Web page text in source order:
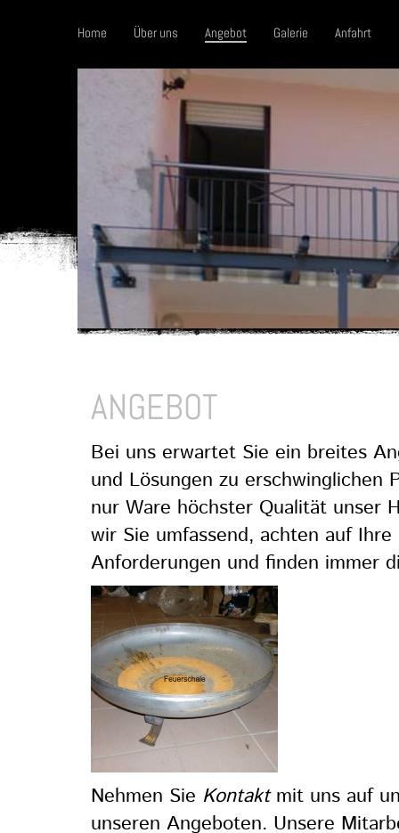
Home Über uns Angebot Galerie Anfahrt
ANGEBOT
Bei uns erwartet Sie ein breites
und Lösungen zu erschwinglichen
nur Ware höchster Qualität unser
wir Sie umfassend, achten auf
Anforderungen und finden immer
Nehmen Sie Kontakt mit uns auf
unseren Angeboten. Unsere